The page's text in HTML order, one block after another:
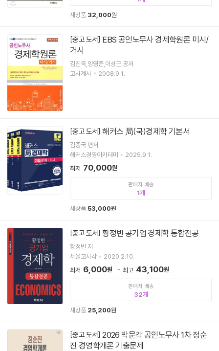
새상품 32,000원
[중고 도서]
거시
김진욱,양영준,이상근 공저
고시계사
2008.9.1.
[중고 도서] 해커스 局(국)경제학 기본서
김종국 편저
해커스경영아카데미
2025.9.1.
최저 70,000원
판매자 배송
1
새상품 53,000원
[중고 도서] 황정빈 공기업 경제학 통합전공
황정빈 저
서울고시각
2020.2.10.
최저 6,000원 최고 43,100원
판매자 배송
32
새상품 25,200원
[중고 도서] 2026 박문각 공인노무사 1차 정순
진 경영학개론 기출문제